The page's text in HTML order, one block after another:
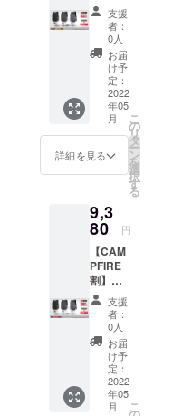
まいりま
す。
42%OF
7,780円
を50個
限定で
リター
ンしま
す。 ※
消費
税・送
料込み
改良の
ため、
一部変
更にな
る場合
がござ
いま
す。 あ
らかじ
めご了
承願い
ます。
シーン
でつか
えるス
タイ
リッ
シュな
リュッ
ク。
BLACK
・
GLAY・
BLUEの
3色から
選びく
ださ
い。 送
料、消
費税込
みで
33%OF
8,980円
を100個
限定で
リター
ンしま
す。 ※
消費
支援
者：
0人
お届
け予
定：
2022
年05
月
詳細を見る
こ
の
リ
タ
ー
ン
を
選
択
す
る
9,3
80 円
【CAM
PFIRE
割】
様々な
シーン
でつか
えるス
タイ
リッ
シュな
リュッ
ク。
支援
者：
0人
お届
け予
定：
2022
年05
月
こ